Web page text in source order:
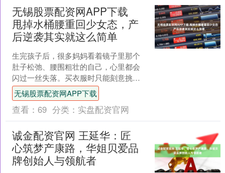
无锡股票配资网APP下载
甩掉水桶腰重回少女态，产
后逆袭其实就这么简单
生完孩子后，很多妈妈看着镜子里那个
肚子松弛、腰围粗壮的自己，心里都会
闪过一丝失落。买衣服时只能刻意挑那
些宽松遮肉的款式，稍微紧身一点就会
勒出肚子上的肉痕。每次看....
无锡股票配资网APP下载
查看： 69 分类： 实盘配资官网
诚金配资官网 王延华：匠
心筑梦产康路，华姐贝爱品
牌创始人与领航者